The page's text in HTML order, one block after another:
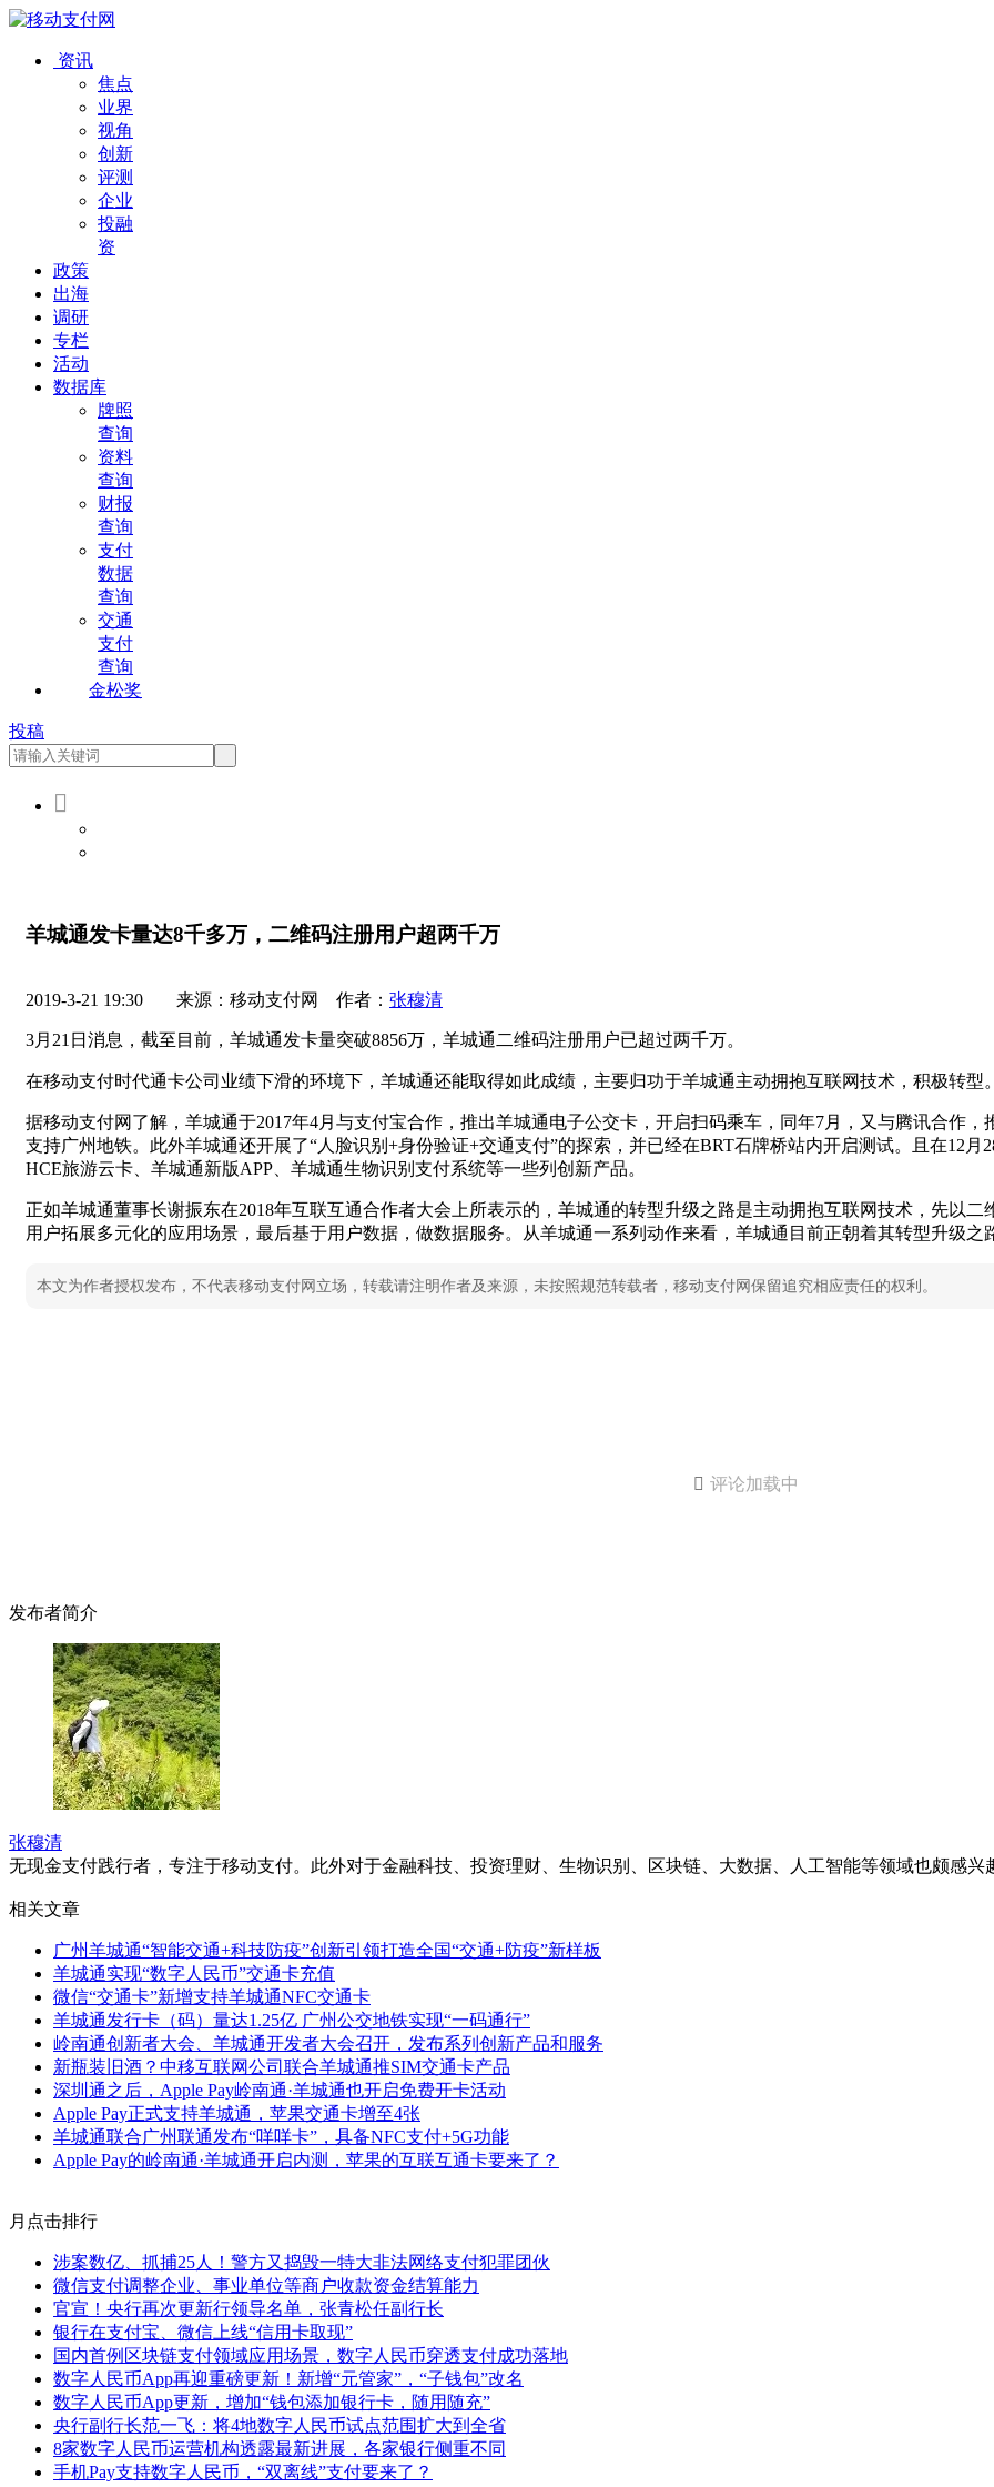
资讯
焦点
业界
视角
创新
评测
企业
投融
资
政策
出海
调研
专栏
活动
数据库
牌照
查询
资料
查询
财报
查询
支付
数据
查询
交通
支付
查询
金松奖
投稿

羊城通发卡量达8千多万，二维码注册用户超两千万
2019-3-21 19:30 来源：移动支付网 作者： 张穆清
3月21日消息，截至目前，羊城通发卡量突破8856万，羊城通二维码注册用户已超过两千万。
在移动支付时代通卡公司业绩下滑的环境下，羊城通还能取得如此成绩，主要归功于羊城通主动拥抱互联网技术，积极转型
据移动支付网了解，羊城通于2017年4月与支付宝合作，推出羊城通电子公交卡，开启扫码乘车，同年7月，又与腾讯合作
支持广州地铁。此外羊城通还开展了“人脸识别+身份验证+交通支付”的探索，并已经在BRT石牌桥站内开启测试。且在12
HCE旅游云卡、羊城通新版APP、羊城通生物识别支付系统等一些列创新产品。
正如羊城通董事长谢振东在2018年互联互通合作者大会上所表示的，羊城通的转型升级之路是主动拥抱互联网技术，先以
用户拓展多元化的应用场景，最后基于用户数据，做数据服务。从羊城通一系列动作来看，羊城通目前正朝着其转型升级
本文为作者授权发布，不代表移动支付网立场，转载请注明作者及来源，未按照规范转载者，移动支付网保留追究相应责任的权利。
 评论加载中
发布者简介
张穆清
无现金支付践行者，专注于移动支付。此外对于金融科技、投资理财、生物识别、区块链、大数据、人工智能等领域也颇感兴
相关文章
广州羊城通“智能交通+科技防疫”创新引领打造全国“交通+防疫”新样板
羊城通实现“数字人民币”交通卡充值
微信“交通卡”新增支持羊城通NFC交通卡
羊城通发行卡（码）量达1.25亿 广州公交地铁实现“一码通行”
岭南通创新者大会、羊城通开发者大会召开，发布系列创新产品和服务
新瓶装旧酒？中移互联网公司联合羊城通推SIM交通卡产品
深圳通之后，Apple Pay岭南通·羊城通也开启免费开卡活动
Apple Pay正式支持羊城通，苹果交通卡增至4张
羊城通联合广州联通发布“咩咩卡”，具备NFC支付+5G功能
Apple Pay的岭南通·羊城通开启内测，苹果的互联互通卡要来了？
月点击排行
涉案数亿、抓捕25人！警方又捣毁一特大非法网络支付犯罪团伙
微信支付调整企业、事业单位等商户收款资金结算能力
官宣！央行再次更新行领导名单，张青松任副行长
银行在支付宝、微信上线“信用卡取现”
国内首例区块链支付领域应用场景，数字人民币穿透支付成功落地
数字人民币App再迎重磅更新！新增“元管家”，“子钱包”改名
数字人民币App更新，增加“钱包添加银行卡，随用随充”
央行副行长范一飞：将4地数字人民币试点范围扩大到全省
8家数字人民币运营机构透露最新进展，各家银行侧重不同
手机Pay支持数字人民币，“双离线”支付要来了？